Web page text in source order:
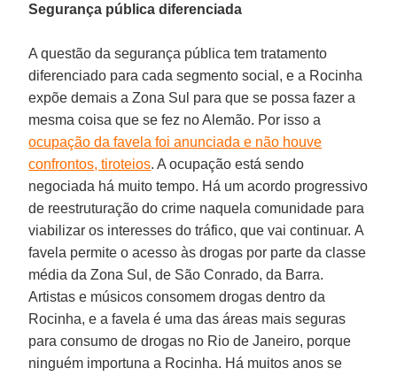
Segurança pública diferenciada
A questão da segurança pública tem tratamento
diferenciado para cada segmento social, e a Rocinha
expõe demais a Zona Sul para que se possa fazer a
mesma coisa que se fez no Alemão. Por isso a
ocupação da favela foi anunciada e não houve
confrontos, tiroteios. A ocupação está sendo
negociada há muito tempo. Há um acordo progressivo
de reestruturação do crime naquela comunidade para
viabilizar os interesses do tráfico, que vai continuar. A
favela permite o acesso às drogas por parte da classe
média da Zona Sul, de São Conrado, da Barra.
Artistas e músicos consomem drogas dentro da
Rocinha, e a favela é uma das áreas mais seguras
para consumo de drogas no Rio de Janeiro, porque
ninguém importuna a Rocinha. Há muitos anos se